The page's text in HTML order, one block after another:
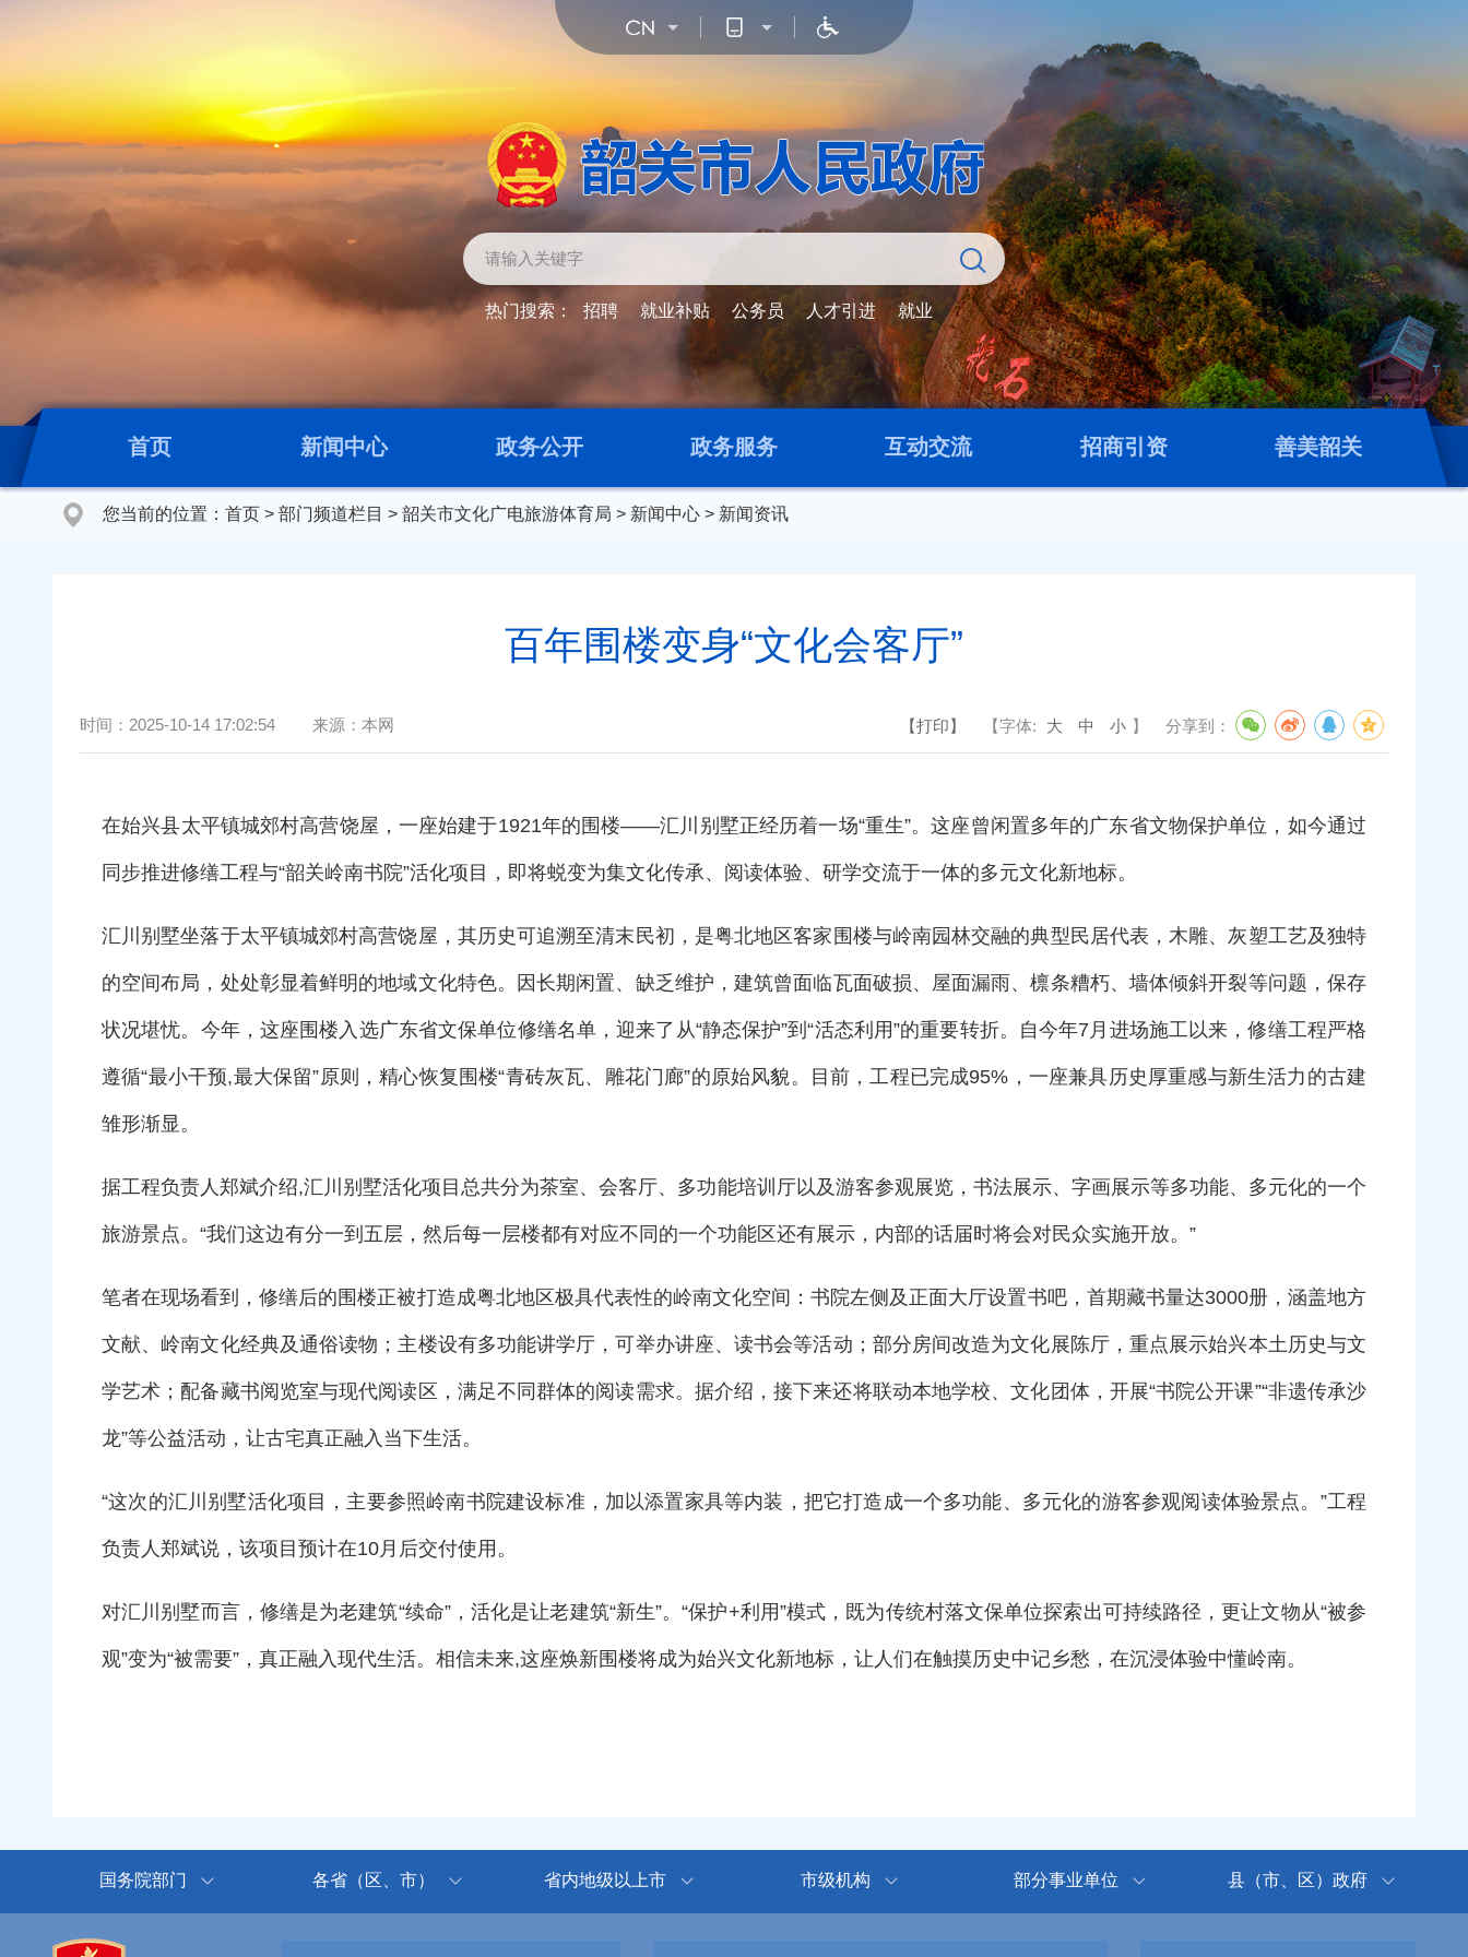
热门搜索： 招聘 就业补贴 公务员 人才引进 就业
首页 新闻中心 政务公开 政务服务 互动交流 招商引资 善美韶关
您当前的位置： 首页 > 部门频道栏目 > 韶关市文化广电旅游体育局 > 新闻中心 > 新闻资讯
百年围楼变身“文化会客厅”
时间： 2025-10-14 17:02:54 来源： 本网 【打印】 【字体: 大 中 小 】 分享到：
在始兴县太平镇城郊村高营饶屋，一座始建于1921年的围楼——汇川别墅正经历着一场“重生”。这座曾闲置多年的广东省文物保护单位，如今通过
同步推进修缮工程与“韶关岭南书院”活化项目，即将蜕变为集文化传承、阅读体验、研学交流于一体的多元文化新地标。
汇川别墅坐落于太平镇城郊村高营饶屋，其历史可追溯至清末民初，是粤北地区客家围楼与岭南园林交融的典型民居代表，木雕、灰塑工艺及独特
的空间布局，处处彰显着鲜明的地域文化特色。因长期闲置、缺乏维护，建筑曾面临瓦面破损、屋面漏雨、檩条糟朽、墙体倾斜开裂等问题，保存
状况堪忧。今年，这座围楼入选广东省文保单位修缮名单，迎来了从“静态保护”到“活态利用”的重要转折。自今年7月进场施工以来，修缮工程严格
遵循“最小干预,最大保留”原则，精心恢复围楼“青砖灰瓦、雕花门廊”的原始风貌。目前，工程已完成95%，一座兼具历史厚重感与新生活力的古建
雏形渐显。
据工程负责人郑斌介绍,汇川别墅活化项目总共分为茶室、会客厅、多功能培训厅以及游客参观展览，书法展示、字画展示等多功能、多元化的一个
旅游景点。“我们这边有分一到五层，然后每一层楼都有对应不同的一个功能区还有展示，内部的话届时将会对民众实施开放。”
笔者在现场看到，修缮后的围楼正被打造成粤北地区极具代表性的岭南文化空间：书院左侧及正面大厅设置书吧，首期藏书量达3000册，涵盖地方
文献、岭南文化经典及通俗读物；主楼设有多功能讲学厅，可举办讲座、读书会等活动；部分房间改造为文化展陈厅，重点展示始兴本土历史与文
学艺术；配备藏书阅览室与现代阅读区，满足不同群体的阅读需求。据介绍，接下来还将联动本地学校、文化团体，开展“书院公开课”“非遗传承沙
龙”等公益活动，让古宅真正融入当下生活。
“这次的汇川别墅活化项目，主要参照岭南书院建设标准，加以添置家具等内装，把它打造成一个多功能、多元化的游客参观阅读体验景点。”工程
负责人郑斌说，该项目预计在10月后交付使用。
对汇川别墅而言，修缮是为老建筑“续命”，活化是让老建筑“新生”。“保护+利用”模式，既为传统村落文保单位探索出可持续路径，更让文物从“被参
观”变为“被需要”，真正融入现代生活。相信未来,这座焕新围楼将成为始兴文化新地标，让人们在触摸历史中记乡愁，在沉浸体验中懂岭南。
国务院部门 各省（区、市） 省内地级以上市 市级机构 部分事业单位 县（市、区）政府